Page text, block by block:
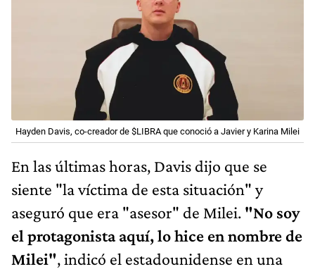
Hayden Davis, co-creador de $LIBRA que conoció a Javier y Karina Milei
En las últimas horas, Davis dijo que se
siente "la víctima de esta situación" y
aseguró que era "asesor" de Milei. "No soy
el protagonista aquí, lo hice en nombre de
Milei", indicó el estadounidense en una